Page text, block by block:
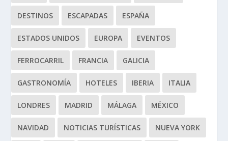
DESTINOS ESCAPADAS ESPAÑA
ESTADOS UNIDOS EUROPA EVENTOS
FERROCARRIL FRANCIA GALICIA
GASTRONOMÍA HOTELES IBERIA ITALIA
LONDRES MADRID MÁLAGA MÉXICO
NAVIDAD NOTICIAS TURÍSTICAS NUEVA YORK